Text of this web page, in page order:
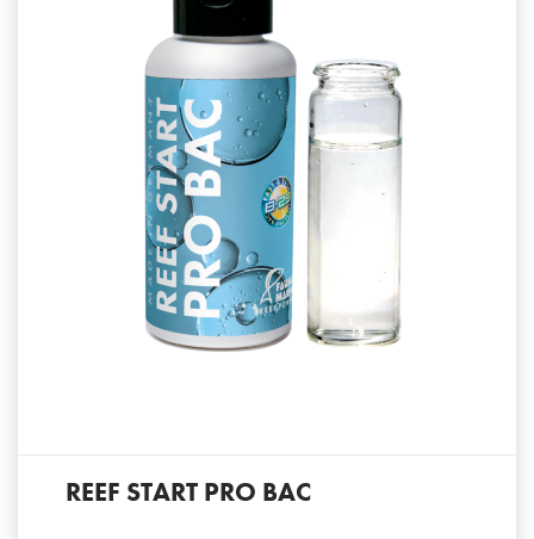
REEF START PRO BAC